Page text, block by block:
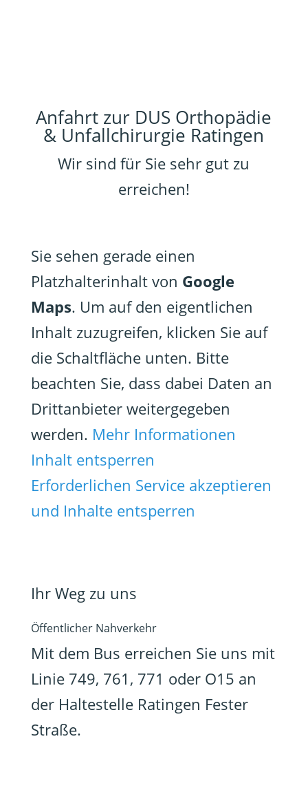
Anfahrt zur DUS Orthopädie
& Unfallchirurgie Ratingen
Wir sind für Sie sehr gut zu
erreichen!
Sie sehen gerade einen
Platzhalterinhalt von Google
Maps. Um auf den eigentlichen
Inhalt zuzugreifen, klicken Sie auf
die Schaltfläche unten. Bitte
beachten Sie, dass dabei Daten an
Drittanbieter weitergegeben
werden. Mehr Informationen
Inhalt entsperren
Erforderlichen Service akzeptieren
und Inhalte entsperren
Ihr Weg zu uns
Öffentlicher Nahverkehr
Mit dem Bus erreichen Sie uns mit
Linie 749, 761, 771 oder O15 an
der Haltestelle Ratingen Fester
Straße.